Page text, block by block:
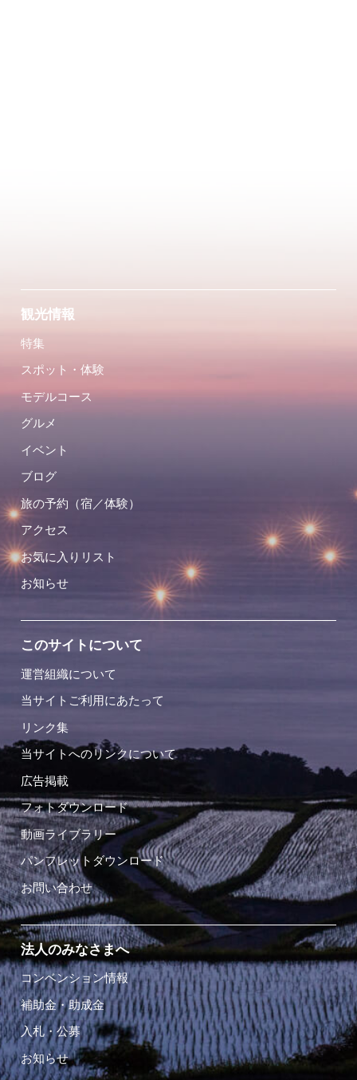
観光情報
特集
スポット・体験
モデルコース
グルメ
イベント
ブログ
旅の予約（宿／体験）
アクセス
お気に入りリスト
お知らせ
このサイトについて
運営組織について
当サイトご利用にあたって
リンク集
当サイトへのリンクについて
広告掲載
フォトダウンロード
動画ライブラリー
パンフレットダウンロード
お問い合わせ
法人のみなさまへ
コンベンション情報
補助金・助成金
入札・公募
お知らせ